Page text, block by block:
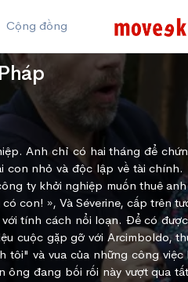
Cộng đồng
Anh chỉ có hai tháng để
con nhỏ và độc lập về tài chính.
ty khởi nghiệp muốn thuê
con! », Và Séverine, cấp trên
tính cách nổi loạn. Để có
cuộc gặp gỡ với Arcimboldo,
tôi" và vua của những công việc
ông đang bối rối này vượt qua